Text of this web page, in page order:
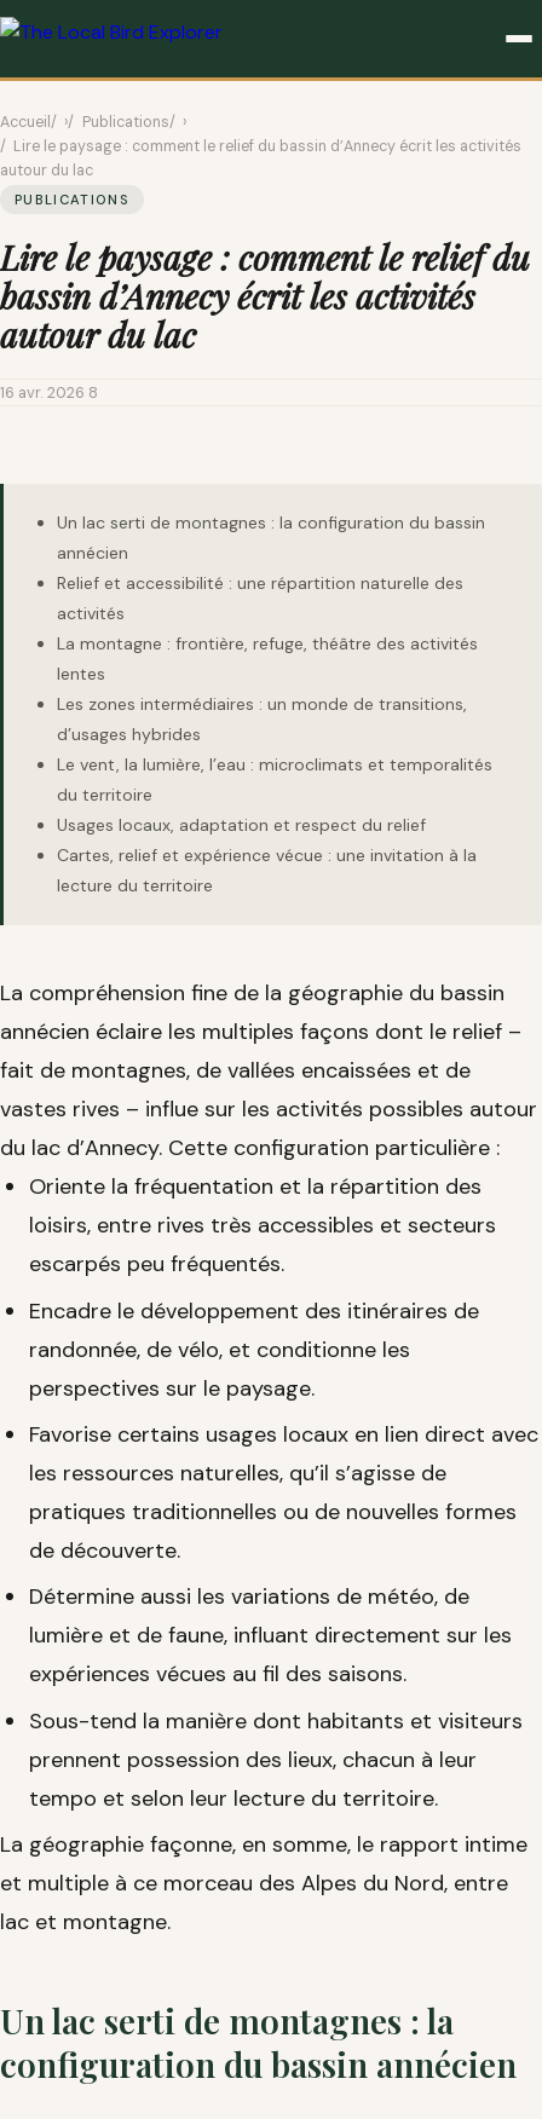
Accueil › Publications
›
Lire le paysage : comment le relief du bassin d’Annecy écrit les activités
autour du lac
PUBLICATIONS
Lire le paysage : comment le relief du
bassin d’Annecy écrit les activités
autour du lac
16 avr. 2026 8
Un lac serti de montagnes : la configuration du bassin
annécien
Relief et accessibilité : une répartition naturelle des
activités
La montagne : frontière, refuge, théâtre des activités
lentes
Les zones intermédiaires : un monde de transitions,
d’usages hybrides
Le vent, la lumière, l’eau : microclimats et temporalités
du territoire
Usages locaux, adaptation et respect du relief
Cartes, relief et expérience vécue : une invitation à la
lecture du territoire
La compréhension fine de la géographie du bassin
annécien éclaire les multiples façons dont le relief –
fait de montagnes, de vallées encaissées et de
vastes rives – influe sur les activités possibles autour
du lac d’Annecy. Cette configuration particulière :
Oriente la fréquentation et la répartition des
loisirs, entre rives très accessibles et secteurs
escarpés peu fréquentés.
Encadre le développement des itinéraires de
randonnée, de vélo, et conditionne les
perspectives sur le paysage.
Favorise certains usages locaux en lien direct avec
les ressources naturelles, qu’il s’agisse de
pratiques traditionnelles ou de nouvelles formes
de découverte.
Détermine aussi les variations de météo, de
lumière et de faune, influant directement sur les
expériences vécues au fil des saisons.
Sous-tend la manière dont habitants et visiteurs
prennent possession des lieux, chacun à leur
tempo et selon leur lecture du territoire.
La géographie façonne, en somme, le rapport intime
et multiple à ce morceau des Alpes du Nord, entre
lac et montagne.
Un lac serti de montagnes : la
configuration du bassin annécien